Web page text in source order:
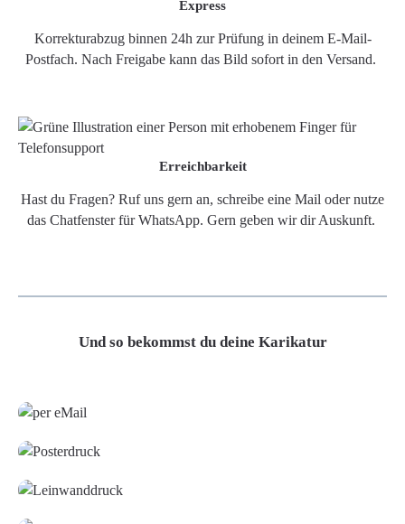
Express
Korrekturabzug binnen 24h zur Prüfung in deinem E-Mail-
Postfach. Nach Freigabe kann das Bild sofort in den Versand.
Erreichbarkeit
Hast du Fragen? Ruf uns gern an, schreibe eine Mail oder nutze
das Chatfenster für WhatsApp. Gern geben wir dir Auskunft.
Und so bekommst du deine Karikatur